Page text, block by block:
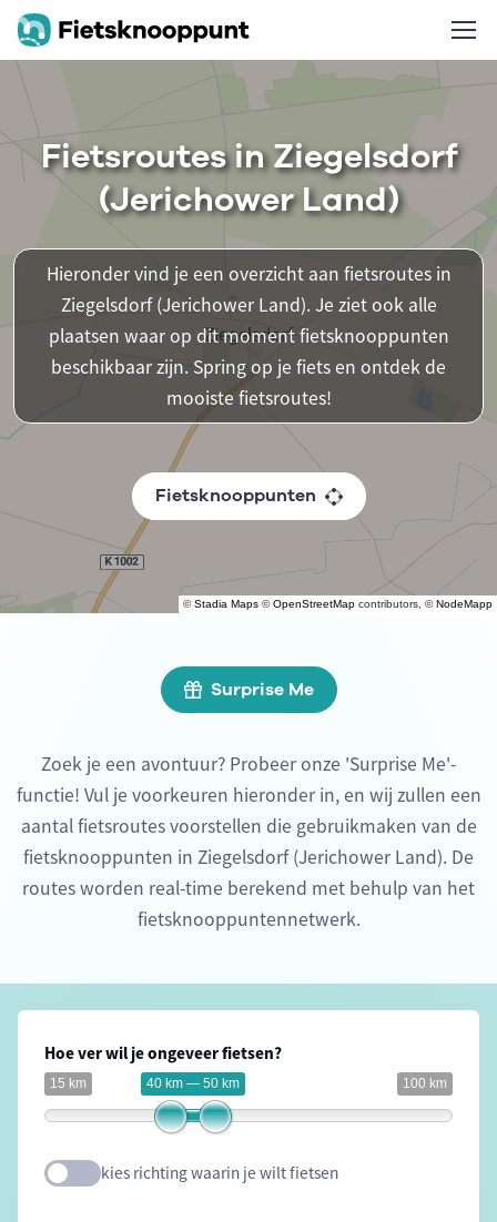
©Stadia Maps ©OpenStreetMap contributors, ©NodeMapp
Fietsroutes in Ziegelsdorf
(Jerichower Land)
Hieronder vind je een overzicht aan fietsroutes in
Ziegelsdorf (Jerichower Land). Je ziet ook alle
plaatsen waar op dit moment fietsknooppunten
beschikbaar zijn. Spring op je fiets en ontdek de
mooiste fietsroutes!
Fietsknooppunten
Surprise Me
Zoek je een avontuur? Probeer onze 'Surprise Me'-
functie! Vul je voorkeuren hieronder in, en wij zullen een
aantal fietsroutes voorstellen die gebruikmaken van de
fietsknooppunten in Ziegelsdorf (Jerichower Land). De
routes worden real-time berekend met behulp van het
fietsknooppuntennetwerk.
Hoe ver wil je ongeveer fietsen?
15 km 100 km
40 km — 50 km
kies richting waarin je wilt fietsen